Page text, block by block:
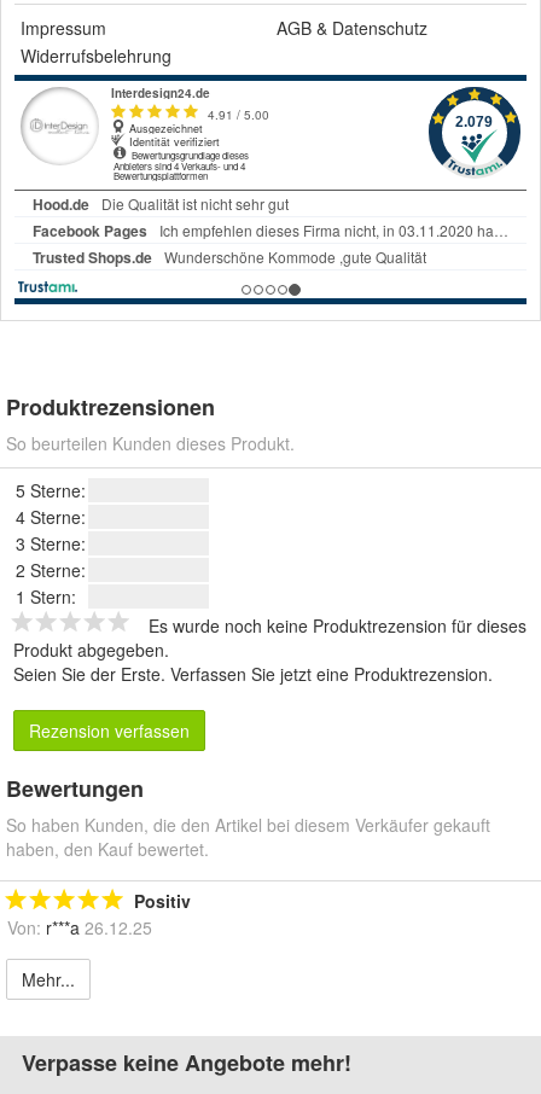
Impressum
AGB & Datenschutz
Widerrufsbelehrung
Produktrezensionen
So beurteilen Kunden dieses Produkt.
5 Sterne:
4 Sterne:
3 Sterne:
2 Sterne:
1 Stern:
Es wurde noch keine Produktrezension für dieses
Produkt abgegeben.
Seien Sie der Erste. Verfassen Sie jetzt eine Produktrezension.
Rezension verfassen
Bewertungen
So haben Kunden, die den Artikel bei diesem Verkäufer gekauft
haben, den Kauf bewertet.
Positiv
Von: r***a 26.12.25
Mehr...
Verpasse keine Angebote mehr!